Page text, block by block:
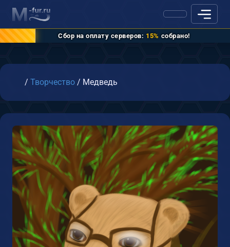
Сбор на оплату серверов: 15% собрано!
Главная
/ Творчество / Медведь